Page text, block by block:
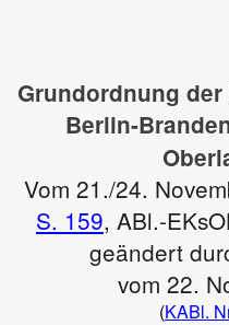
Grundordnung
Berlin-
Vom 21./24.
S. 159, ABl.-
geändert
vom 22.
(KABl.